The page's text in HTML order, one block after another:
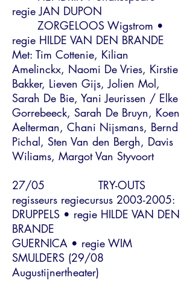
regie JAN DUPON
ZORGELOOS Wigstrom •
regie HILDE VAN DEN BRANDE
Met: Tim Cottenie, Kilian
Amelinckx, Naomi De Vries, Kirstie
Bakker, Lieven Gijs, Jolien Mol,
Sarah De Bie, Yani Jeurissen / Elke
Gorrebeeck, Sarah De Bruyn, Koen
Aelterman, Chani Nijsmans, Bernd
Pichal, Sten Van den Bergh, Davis
Wiliams, Margot Van Styvoort
27/05 TRY-OUTS
regisseurs regiecursus 2003-2005:
DRUPPELS • regie HILDE VAN DEN
BRANDE
GUERNICA • regie WIM
SMULDERS (29/08
Augustijnertheater)